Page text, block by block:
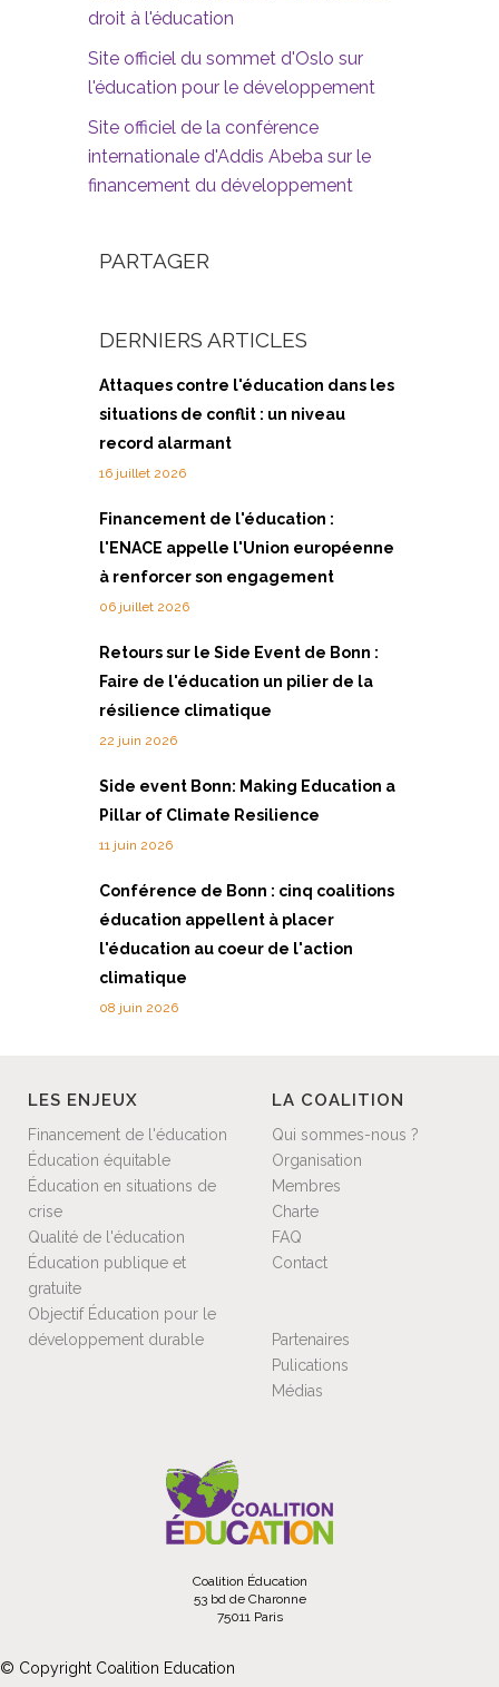
droit à l'éducation
Site officiel du sommet d'Oslo sur
l'éducation pour le développement
Site officiel de la conférence
internationale d'Addis Abeba sur le
financement du développement
PARTAGER
DERNIERS ARTICLES
Attaques contre l'éducation dans les
situations de conflit : un niveau
record alarmant
16 juillet 2026
Financement de l'éducation :
l'ENACE appelle l'Union européenne
à renforcer son engagement
06 juillet 2026
Retours sur le Side Event de Bonn :
Faire de l'éducation un pilier de la
résilience climatique
22 juin 2026
Side event Bonn: Making Education a
Pillar of Climate Resilience
11 juin 2026
Conférence de Bonn : cinq coalitions
éducation appellent à placer
l'éducation au coeur de l'action
climatique
08 juin 2026
LES ENJEUX
Financement de l'éducation
Éducation équitable
Éducation en situations de
crise
Qualité de l'éducation
Éducation publique et
gratuite
Objectif Éducation pour le
développement durable
LA COALITION
Qui sommes-nous ?
Organisation
Membres
Charte
FAQ
Contact
Partenaires
Pulications
Médias
Coalition Éducation
53 bd de Charonne
75011 Paris
© Copyright Coalition Education